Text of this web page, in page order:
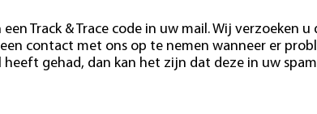
Track & Trace code in uw mail. Wij verzoeken u
contact met ons op te nemen wanneer er
heeft gehad, dan kan het zijn dat deze in uw